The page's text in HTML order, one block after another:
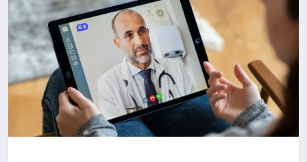
EKONOMI
YEREL HABERLER
GÜNDEM